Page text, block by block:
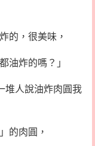
的，很美味，
油炸的嗎？」
堆人說油炸肉圓我
的肉圓，